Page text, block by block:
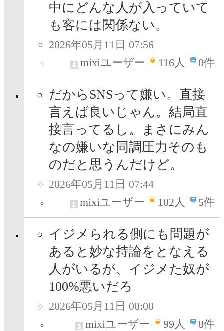
中にどんな人が入っていて
も客には関係ない。
2026年05月11日 07:56
mixiユーザー
116人 0件
だからSNSって嫌い。直接
言えば良いじゃん。結局直
接言ってるし。まさにみん
なの嫌いな同調圧力そのも
のだと思うんだけど。
2026年05月11日 07:44
mixiユーザー
102人 5件
イジメられる側にも問題が
あると妙な持論をとなえる
人がいるが、イジメた奴が
100%悪いだろ
2026年05月11日 08:00
mixiユーザー
99人 8件